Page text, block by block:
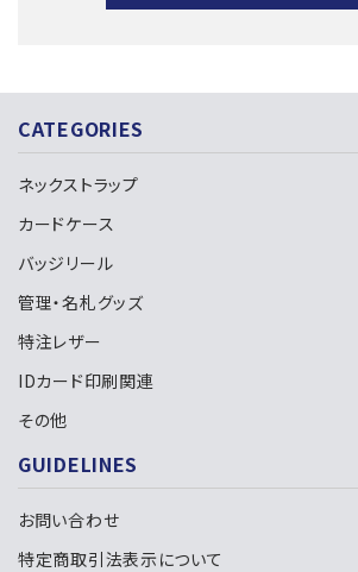
キーワード
カテゴリー
CATEGORIES
ネックストラップ
カードケース
バッジリール
管理・名札グッズ
特注レザー
IDカード印刷関連
その他
GUIDELINES
お問い合わせ
特定商取引法表示について